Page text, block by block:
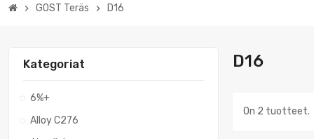
chevron_right GOST Teräs chevron_right D16
Kategoriat
6%+
Alloy C276
D16
On 2 tuotteet.